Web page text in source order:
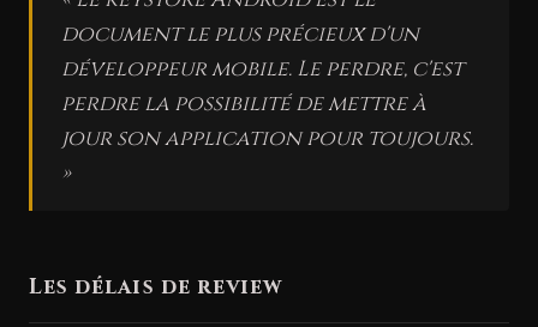
document le plus précieux d'un
développeur mobile. Le perdre, c'est
perdre la possibilité de mettre à
jour son application pour toujours.
»
Les délais de review